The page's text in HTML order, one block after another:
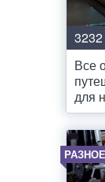
3232
Все
для
РАЗНОЕ